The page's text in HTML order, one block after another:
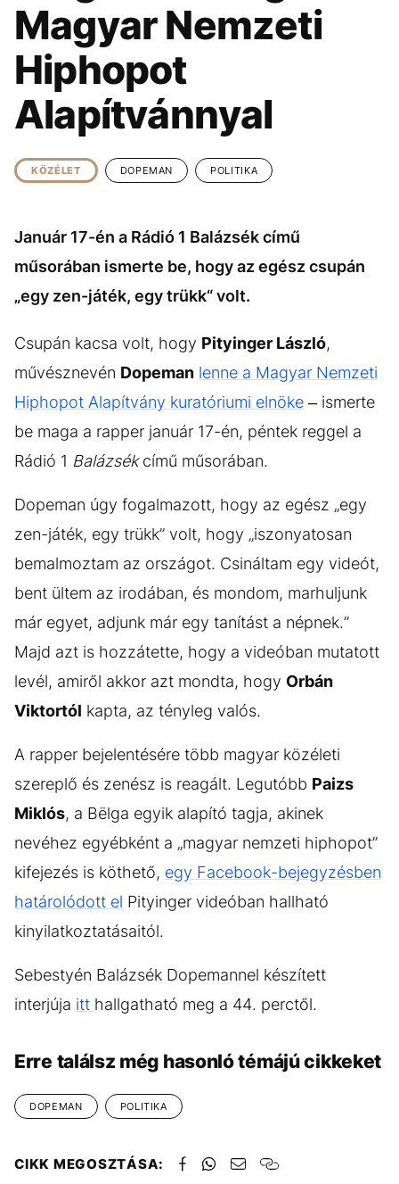
KÖZÉLET
ÉLETMÓD DESIGN
BESZÉLGETÉSEK
VIDEÓ TÖRTÉNETEK
Magyar Nemzeti
Hiphopot
Alapítvánnyal
KÖZÉLET DOPEMAN POLITIKA
Január 17-én a Rádió 1 Balázsék című
műsorában ismerte be, hogy az egész csupán
„egy zen-játék, egy trükk“ volt.
Csupán kacsa volt, hogy Pityinger László,
művésznevén Dopeman lenne a Magyar Nemzeti
Hiphopot Alapítvány kuratóriumi elnöke – ismerte
be maga a rapper január 17-én, péntek reggel a
Rádió 1 Balázsékcímű műsorában.
Dopeman úgy fogalmazott, hogy az egész „egy
zen-játék, egy trükk” volt, hogy „iszonyatosan
bemalmoztam az országot. Csináltam egy videót,
bent ültem az irodában, és mondom, marhuljunk
már egyet, adjunk már egy tanítást a népnek.”
Majd azt is hozzátette, hogy a videóban mutatott
levél, amiről akkor azt mondta, hogy Orbán
Viktortól kapta, az tényleg valós.
A rapper bejelentésére több magyar közéleti
szereplő és zenész is reagált. Legutóbb Paizs
Miklós, a Bëlga egyik alapító tagja, akinek
nevéhez egyébként a „magyar nemzeti hiphopot”
kifejezés is köthető, egy Facebook-bejegyzésben
határolódott el Pityinger videóban hallható
kinyilatkoztatásaitól.
Sebestyén Balázsék Dopemannel készített
interjúja itt hallgatható meg a 44. perctől.
Erre találsz még hasonló témájú cikkeket
DOPEMAN POLITIKA
CIKK MEGOSZTÁSA: